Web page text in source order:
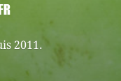
2011.